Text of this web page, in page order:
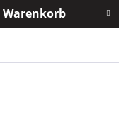
Warenkorb